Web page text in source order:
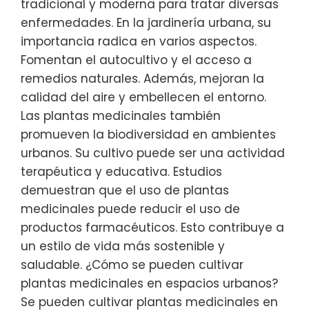
tradicional y moderna para tratar diversas
enfermedades. En la jardinería urbana, su
importancia radica en varios aspectos.
Fomentan el autocultivo y el acceso a
remedios naturales. Además, mejoran la
calidad del aire y embellecen el entorno.
Las plantas medicinales también
promueven la biodiversidad en ambientes
urbanos. Su cultivo puede ser una actividad
terapéutica y educativa. Estudios
demuestran que el uso de plantas
medicinales puede reducir el uso de
productos farmacéuticos. Esto contribuye a
un estilo de vida más sostenible y
saludable. ¿Cómo se pueden cultivar
plantas medicinales en espacios urbanos?
Se pueden cultivar plantas medicinales en